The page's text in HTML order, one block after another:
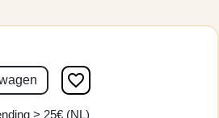
favorite_border
> 25€ (NL)